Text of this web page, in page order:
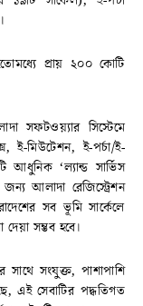
প্রায় ২০০ কোটি
সফটওয়্যার সিস্টেমে
ই-মিউটেশন, ই-পর্চা/ই-
আধুনিক ‘ল্যান্ড সার্ভিস
আলাদা রেজিস্ট্রেশন
সব ভূমি সার্কেলে
সম্ভব হবে।
সাথে সংযুক্ত, পাশাপাশি
এই সেবাটির পদ্ধতিগত